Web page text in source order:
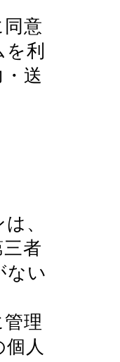
意
利
送
、
者
ない
理
人